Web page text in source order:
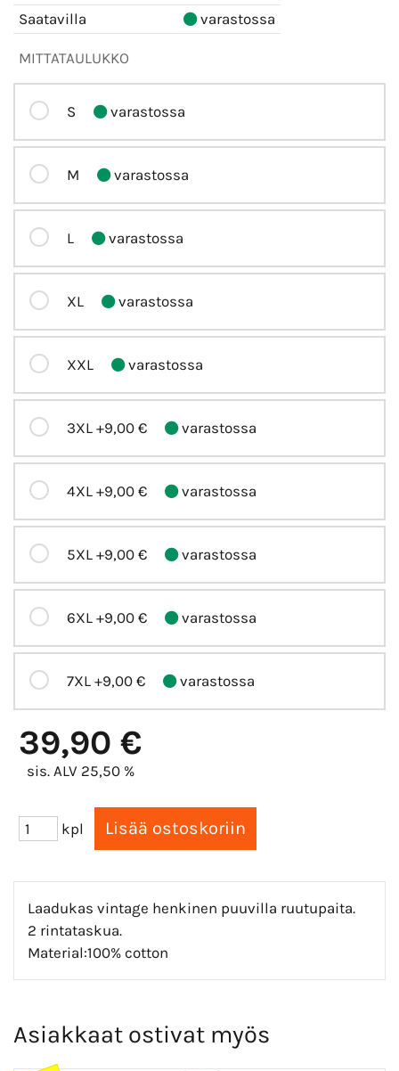
Saatavilla
varastossa
MITTATAULUKKO
S varastossa
M varastossa
L varastossa
XL varastossa
XXL varastossa
3XL +9,00 € varastossa
4XL +9,00 € varastossa
5XL +9,00 € varastossa
6XL +9,00 € varastossa
7XL +9,00 € varastossa
39,90 €
sis. ALV 25,50 %
kpl
Laadukas vintage henkinen puuvilla ruutupaita.
2 rintataskua.
Material:100% cotton
Asiakkaat ostivat myös